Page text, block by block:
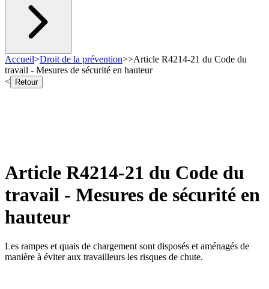
Accueil>Droit de la prévention>>Article R4214-21 du Code du
travail - Mesures de sécurité en hauteur
<
Retour
Article R4214-21 du Code du
travail - Mesures de sécurité en
hauteur
Les rampes et quais de chargement sont disposés et aménagés de
manière à éviter aux travailleurs les risques de chute.